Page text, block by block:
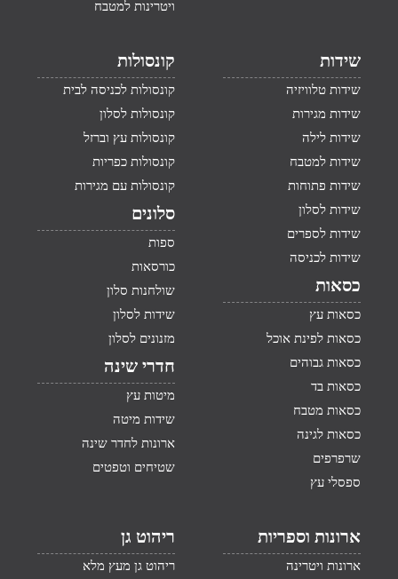
ויטרינות למטבח
שידות
שידות טלוויזיה
שידות מגירות
שידות לילה
שידות למטבח
שידות פתוחות
שידות לסלון
שידות לספרים
שידות לכניסה
כסאות
כסאות עץ
כסאות לפינת אוכל
כסאות גבוהים
כסאות בד
כסאות מטבח
כסאות לגינה
שרפרפים
ספסלי עץ
קונסולות
קונסולות לכניסה לבית
קונסולות לסלון
קונסולות עץ וברזל
קונסולות כפריות
קונסולות עם מגירות
סלונים
ספות
כורסאות
שולחנות סלון
שידות לסלון
מזנונים לסלון
חדרי שינה
מיטות עץ
שידות מיטה
ארונות לחדר שינה
שטיחים וטפטים
ארונות וספריות
ארונות ויטרינה
ריהוט גן
ריהוט גן מעץ מלא